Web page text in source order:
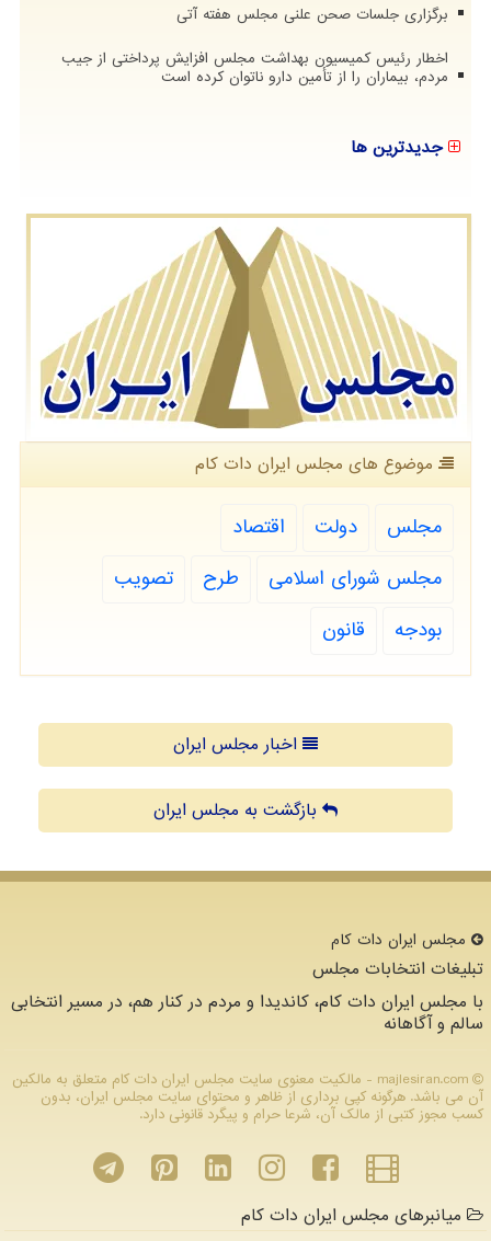
برگزاری جلسات صحن علنی مجلس هفته آتی
اخطار رئیس کمیسیون بهداشت مجلس افزایش پرداختی از جیب
مردم، بیماران را از تأمین دارو ناتوان کرده است
جدیدترین ها
موضوع های مجلس ایران دات كام
مجلس دولت
اقتصاد
مجلس شورای اسلامی
طرح
تصویب
بودجه
قانون
اخبار مجلس ایران
بازگشت به مجلس ایران
مجلس ایران دات كام
تبلیغات انتخابات مجلس
با مجلس ایران دات کام، کاندیدا و مردم در کنار هم، در مسیر انتخابی
سالم و آگاهانه
majlesiran.com - مالکیت معنوی سایت مجلس ایران دات كام متعلق به مالکین
آن می باشد. هرگونه کپی برداری از ظاهر و محتوای سایت مجلس ایران، بدون
کسب مجوز کتبی از مالک آن، شرعا حرام و پیگرد قانونی دارد.
میانبرهای مجلس ایران دات کام